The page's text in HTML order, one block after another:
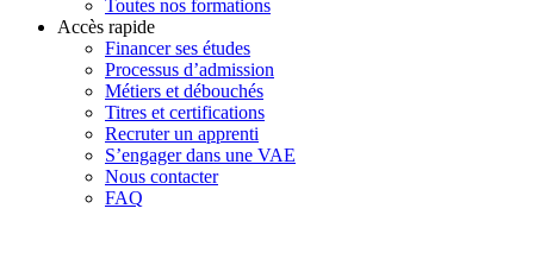
Toutes nos formations
Accès rapide
Financer ses études
Processus d’admission
Métiers et débouchés
Titres et certifications
Recruter un apprenti
S’engager dans une VAE
Nous contacter
FAQ